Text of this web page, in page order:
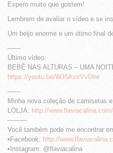
Espero muito que gostem!
Lembrem de avaliar o vídeo e se
Um beijo enorme e um ótimo final
——
Último vídeo:
BEBÊ NAS ALTURAS – UMA
https://youtu.be/WJ6AvxVvOtw
——
Minha nova coleção de camisetas
LOLJA: http://
———
Você também pode me encontrar
•Facebook: http://
•Instagram: @flaviacalina